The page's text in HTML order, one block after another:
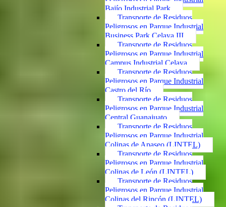
Bajío Industrial Park
Transporte de Residuos
Peligrosos en Parque Industrial
Business Park Celaya III
Transporte de Residuos
Peligrosos en Parque Industrial
Campus Industrial Celaya
Transporte de Residuos
Peligrosos en Parque Industrial
Castro del Río
Transporte de Residuos
Peligrosos en Parque Industrial
Central Guanajuato
Transporte de Residuos
Peligrosos en Parque Industrial
Colinas de Apaseo (LINTEL)
Transporte de Residuos
Peligrosos en Parque Industrial
Colinas de León (LINTEL)
Transporte de Residuos
Peligrosos en Parque Industrial
Colinas del Rincón (LINTEL)